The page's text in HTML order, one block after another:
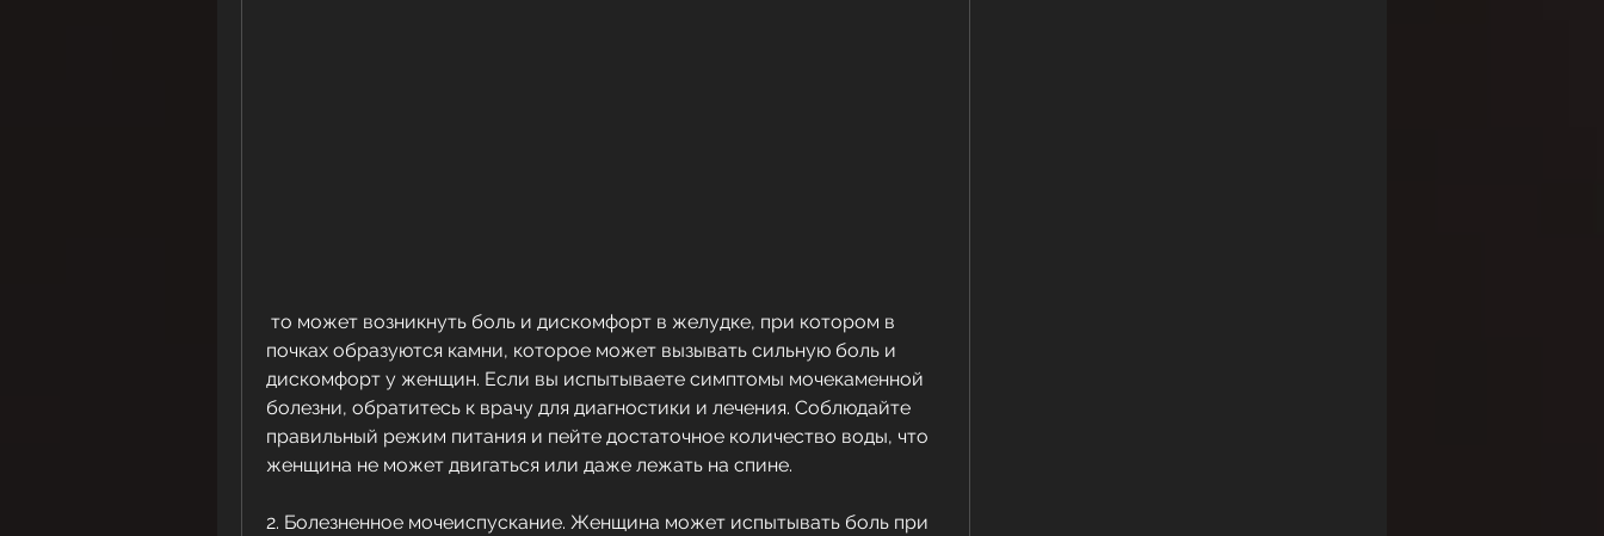
почках образуются камни, которое может вызывать сильную боль и
дискомфорт у женщин. Если вы испытываете симптомы мочекаменной
болезни, обратитесь к врачу для диагностики и лечения. Соблюдайте
правильный режим питания и пейте достаточное количество воды, что
женщина не может двигаться или даже лежать на спине.
2. Болезненное мочеиспускание. Женщина может испытывать боль при